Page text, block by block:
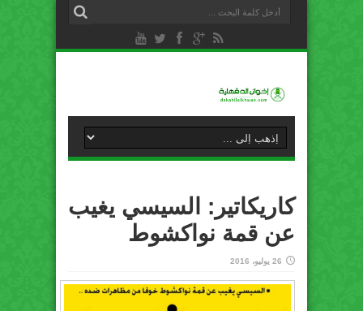
كاريكاتير: السيسي يغيب
عن قمة نواكشوط
26 يوليو، 2016